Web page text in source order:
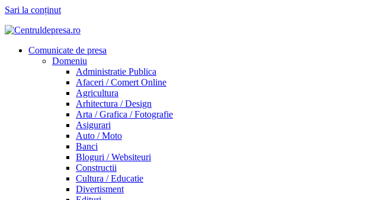
Sari la conținut
Comunicate de presa
Domeniu
Administratie Publica
Afaceri / Comert Online
Agricultura
Arhitectura / Design
Arta / Grafica / Fotografie
Asigurari
Auto / Moto
Banci
Bloguri / Websiteuri
Constructii
Cultura / Educatie
Divertisment